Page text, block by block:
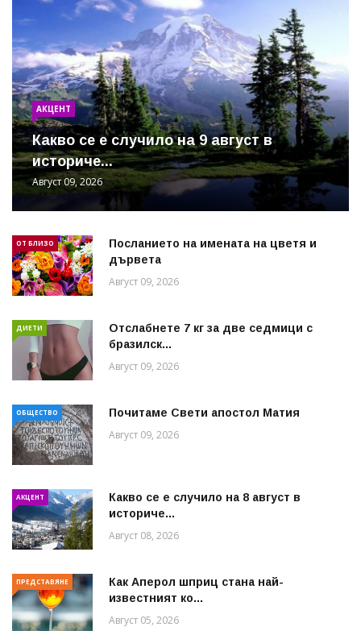
АКЦЕНТ
Какво се е случило на 9 август в
историче...
Август 09, 2026
ОТ БЛИЗО
Посланието на имената на цветя и
дървета
Август 09, 2026
ДИЕТИ
Отслабнете 7 кг за две седмици с
бразилск...
Август 09, 2026
ОБЩЕСТВО Почитаме Свети апостол Матия
Август 09, 2026
АКЦЕНТ
Какво се е случило на 8 август в
историче...
Август 08, 2026
ПРЕДСТАВЯНЕ
Как Аперол шприц стана най-
известният ко...
Август 05, 2026